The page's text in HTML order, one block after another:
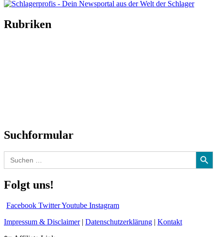
Rubriken
Suchformular
Search
for:
Search Button
Folgt uns!
Facebook TwitterYoutube Instagram
Impressum & Disclaimer| Datenschutzerklärung | Kontakt